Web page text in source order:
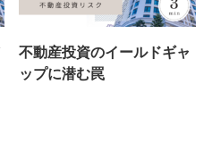
不動産投資のイールドギャ
ップに潜む罠